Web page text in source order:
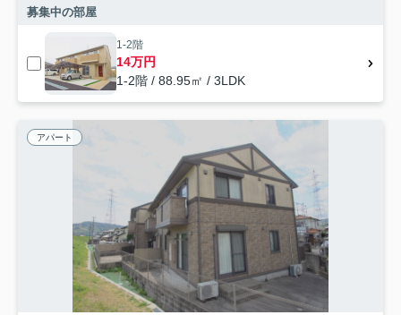
募集中の部屋
1-2階
14万円
1-2階 / 88.95㎡ / 3LDK
アパート